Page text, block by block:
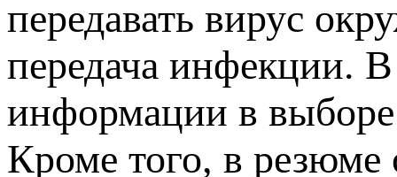
передавать вирус
передача инфекции.
информации в
Кроме того, в резюме